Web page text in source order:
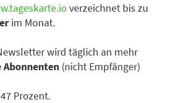
verzeichnet bis zu
im Monat.
wird täglich an mehr
Abonnenten (nicht Empfänger)
Prozent.